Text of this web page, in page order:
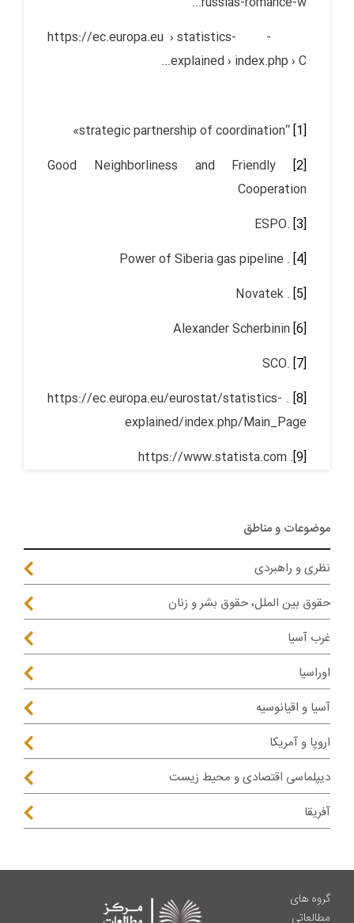
- https://ec.europa.eu › statistics-
explained › index.php › C...
[1]
“strategic partnership of coordination»
[2]
Good Neighborliness and Friendly
Cooperation
[3]
.ESPO
[4]
. Power of Siberia gas pipeline
[5]
. Novatek
[6]
[7]
.SCO
[8]
. https://ec.europa.eu/eurostat/statistics-
explained/index.php/Main_Page
[9]
. https://www.statista.com
موضوعات و مناطق
نظری و راهبردی
حقوق بین الملل، حقوق بشر و زنان
غرب آسیا
اوراسیا
آسیا و اقیانوسیه
اروپا و آمریکا
دیپلماسی اقتصادی و محیط زیست
آفریقا
گروه های
مطالعاتی